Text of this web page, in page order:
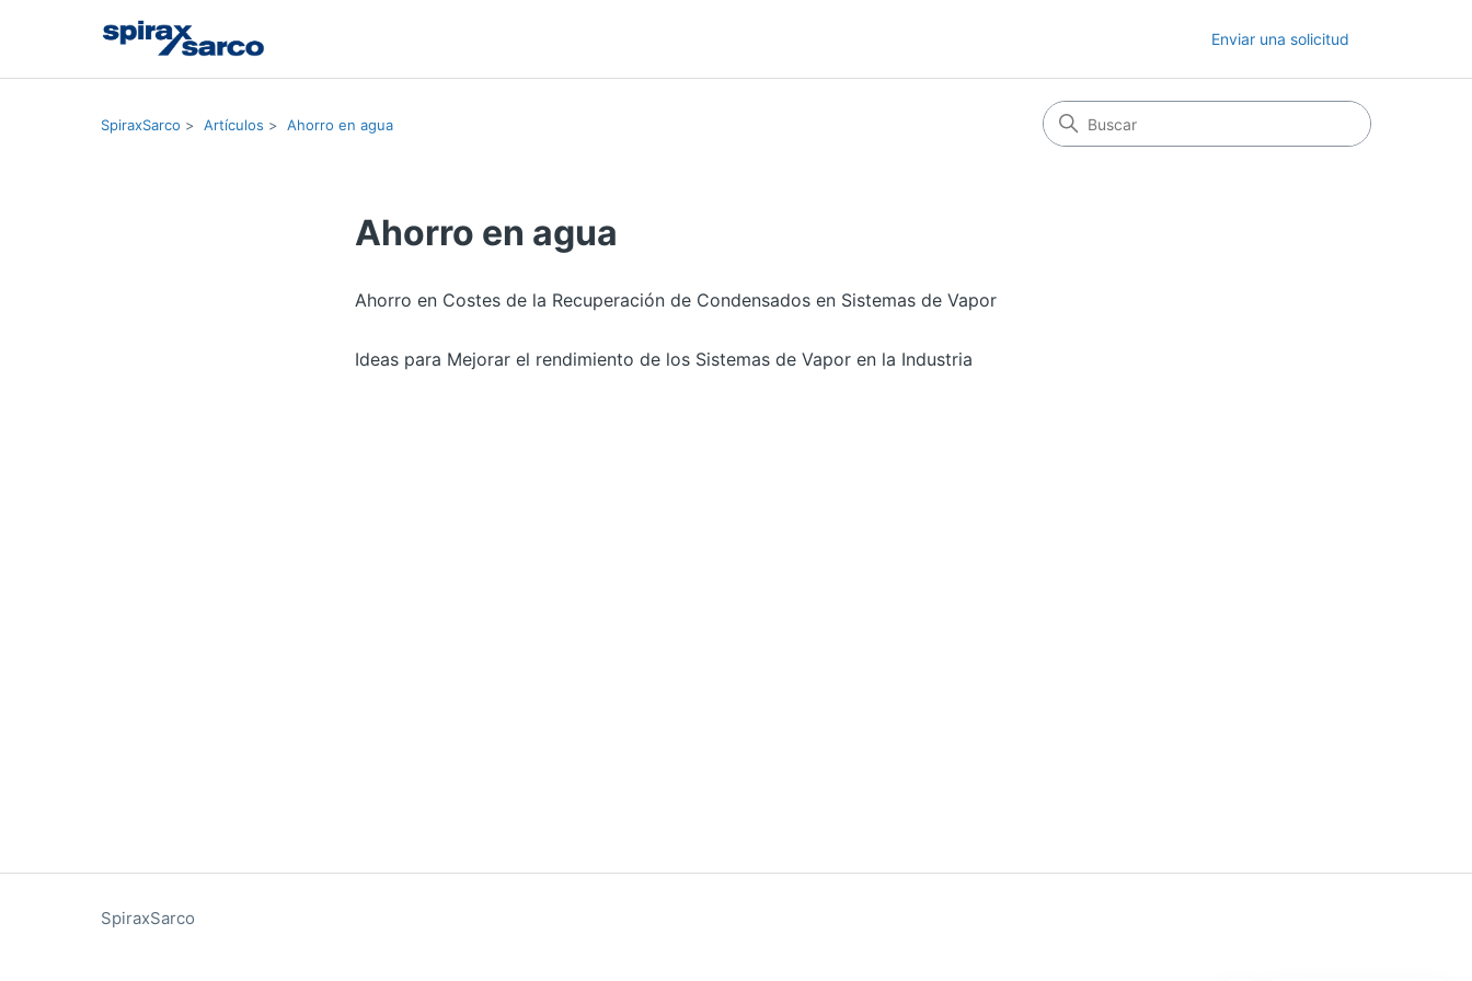
Enviar una solicitud
SpiraxSarco Artículos Ahorro en agua
Ahorro en agua
Ahorro en Costes de la Recuperación de Condensados en Sistemas de Vapor
Ideas para Mejorar el rendimiento de los Sistemas de Vapor en la Industria
SpiraxSarco